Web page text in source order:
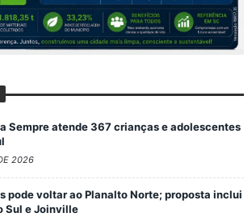
Sempre atende 367 crianças e adolescentes
2026
pode voltar ao Planalto Norte; proposta inclui
Sul e Joinville